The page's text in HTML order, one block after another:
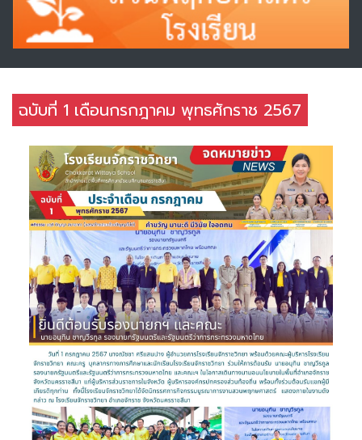
ฉบับที่ 1 เดือนกรกฎาคม พุทธศักราช 2567